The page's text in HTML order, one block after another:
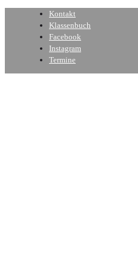
Kontakt
Klassenbuch
Facebook
Instagram
Termine